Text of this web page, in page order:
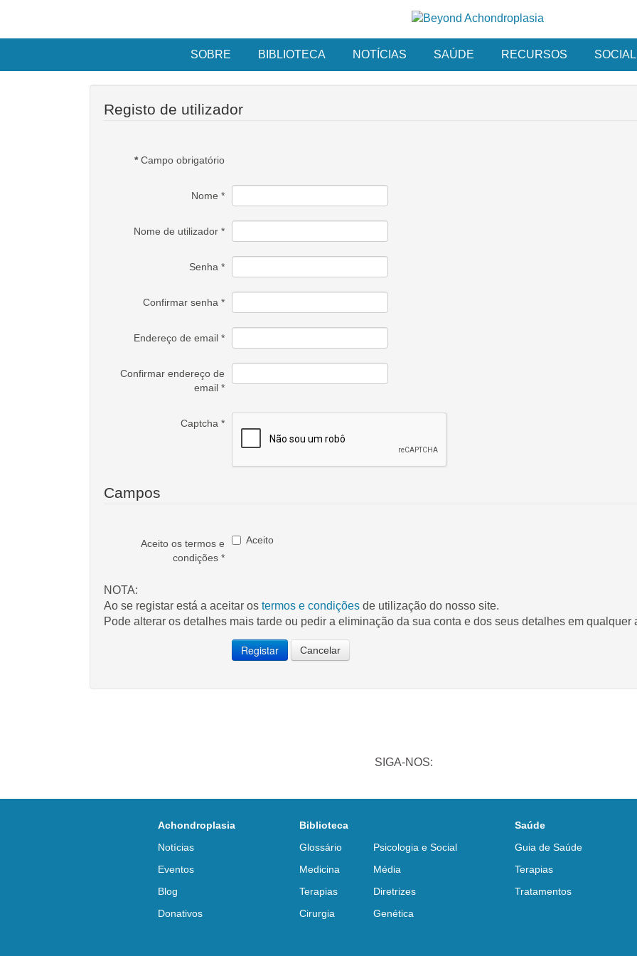
SOBRE BIBLIOTECA NOTÍCIAS SAÚDE RECURSOS SOCIAL
Registo de utilizador
*Campo obrigatório
Nome *
Nome de utilizador *
Senha *
Confirmar senha *
Endereço de email *
Confirmar endereço de
email *
Captcha *
Campos
Aceito os termos e
condições *
Aceito
NOTA:
Ao se registar está a aceitar os termos e condições de utilização do nosso site.
Pode alterar os detalhes mais tarde ou pedir a eliminação da sua conta e dos seus detalhes em qualquer
Registar Cancelar
SIGA-NOS:
Achondroplasia
Notícias
Eventos
Blog
Donativos
Biblioteca
Glossário
Medicina
Terapias
Cirurgia
Psicologia e Social
Média
Diretrizes
Genética
Saúde
Guia de Saúde
Terapias
Tratamentos